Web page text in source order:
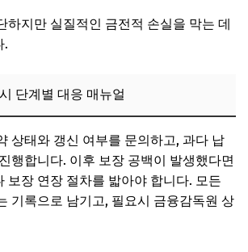
하지만 실질적인 금전적 손실을 막는 데
.
단계별 대응 매뉴얼
상태와 갱신 여부를 문의하고, 과다 납
행합니다. 이후 보장 공백이 발생했다면
보장 연장 절차를 밟아야 합니다. 모든
기록으로 남기고, 필요시 금융감독원 상